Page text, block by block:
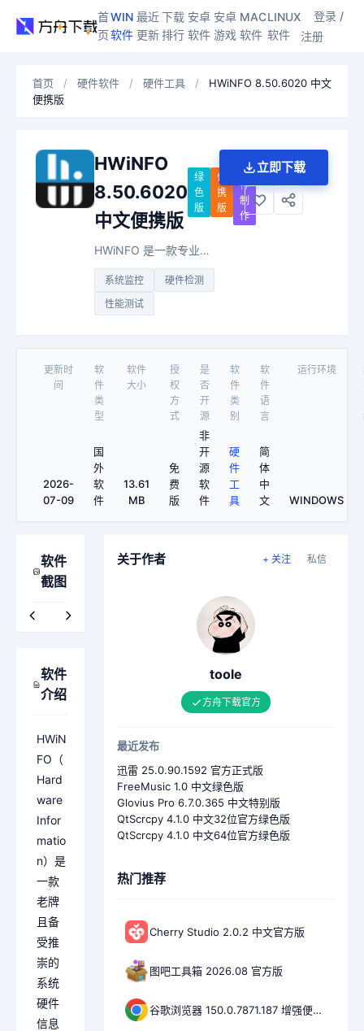
首
页
WIN
软件
最近
更新
下载
排行
安卓
软件
安卓
游戏
MAC
软件
LINUX
软件
登录 /
注册
首页 / 硬件软件 / 硬件工具 /
HWiNFO 8.50.6020 中文
便携版
HWiNFO
8.50.6020
中文便携版
绿
色
版
便
携
版
大
神
制
作
HWiNFO 是一款专业的系统信息监测工具，能够深入分析计算机硬件配置，并提供电压、温度、风扇转速等参数的毫秒级实时监控，是电脑发烧友、超频玩家及IT维护人员的必备利器。
系统监控
硬件检测
性能测试
立即下载
更新时
间
2026-
07-09
软
件
类
型
国
外
软
件
软件
大小
13.61
MB
授
权
方
式
免
费
版
是
否
开
源
非
开
源
软
件
软
件
类
别
硬
件
工
具
软
件
语
言
简
体
中
文
运行环境
WINDOWS
软件
截图
软件
介绍
HWiN
FO（
Hard
ware
Infor
matio
n）是
一款
老牌
且备
受推
崇的
系统
硬件
信息
关于作者 + 关注 私信
toole
方舟下载官方
最近发布
迅雷 25.0.90.1592 官方正式版
FreeMusic 1.0 中文绿色版
Glovius Pro 6.7.0.365 中文特别版
QtScrcpy 4.1.0 中文32位官方绿色版
QtScrcpy 4.1.0 中文64位官方绿色版
热门推荐
Cherry Studio 2.0.2 中文官方版
图吧工具箱 2026.08 官方版
谷歌浏览器 150.0.7871.187 增强便携版